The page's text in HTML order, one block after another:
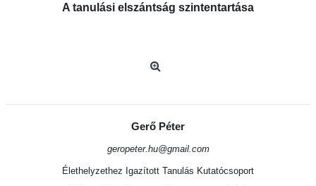
A tanulási elszántság szintentartása
Gerő Péter
geropeter.hu@gmail.com
Élethelyzethez Igazított Tanulás Kutatócsoport